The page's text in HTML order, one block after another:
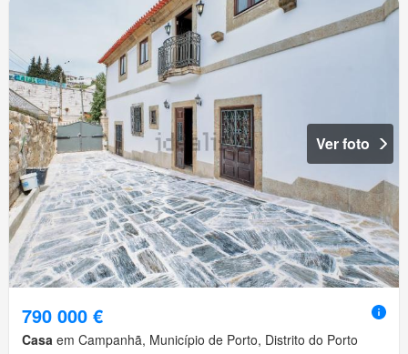
Ver foto
790 000 €
Casa em Campanhã, Município de Porto, Distrito do Porto